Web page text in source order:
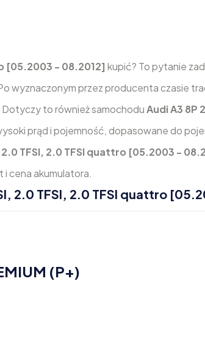
[05.2003 - 08.2012] kupić? To pytanie
przez producenta czasie
Dotyczy to również samochoduAudi A3 8P
prąd i pojemność, dopasowane do
2.0 TFSI, 2.0 TFSI quattro [05.2003 -
cena akumulatora.
2.0 TFSI, 2.0 TFSI quattro
(P+)